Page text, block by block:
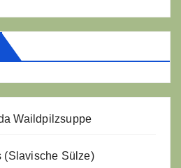
Waildpilzsuppe
(Slavische Sülze)